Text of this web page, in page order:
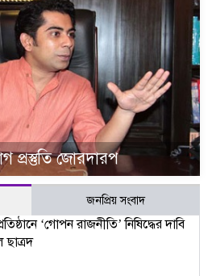
প্রস্তুতি জোরদারপ
জনপ্রিয় সংবাদ
‘গোপন রাজনীতি’ নিষিদ্ধের দাবি
ছাত্রদ